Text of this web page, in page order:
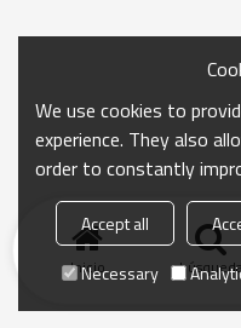
Inicio
We use cookies to
experience. They also
order to constantly
Accept all
Necessary